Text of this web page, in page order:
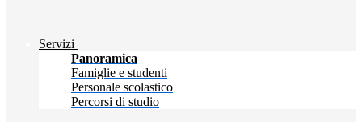
Servizi
Panoramica
Famiglie e studenti
Personale scolastico
Percorsi di studio